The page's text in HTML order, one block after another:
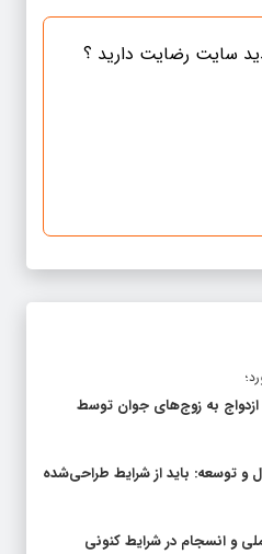
سایت رضایت دارید ؟
۸ همت وام ازدواج به زوج‌های جوان توسط
و توسعه: باید از شرایط طراحی‌شده
و انسجام در شرایط کنونی